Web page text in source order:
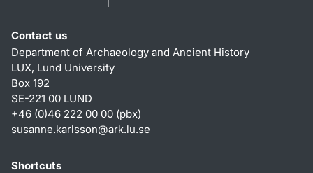
Contact us
Department of Archaeology and Ancient History
LUX, Lund University
Box 192
SE-221 00 LUND
+46 (0)46 222 00 00 (pbx)
susanne.karlsson@ark.lu.se
Shortcuts